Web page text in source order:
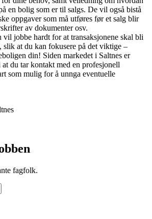
en bolig som er til salgs. De vil også bistå
oppgaver som må utføres før et salg blir
av dokumenter osv.
vil jobbe hardt for at transaksjonene skal bli
slik at du kan fokusere på det viktige –
din! Siden markedet i Saltnes er
du tar kontakt med en profesjonell
som mulig for å unnga eventuelle
fagfolk.